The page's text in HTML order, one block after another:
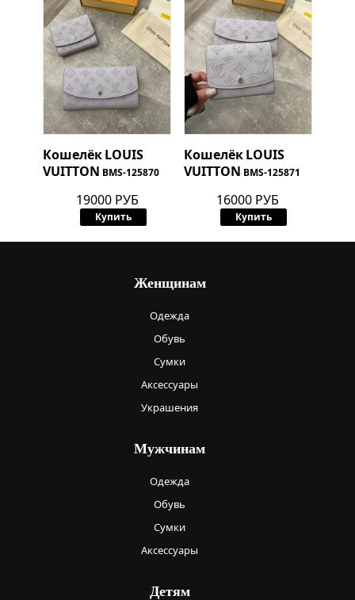
КошелёкLOUIS
VUITTON BMS-125870
19000 РУБ
Купить
Кошелёк LOUIS
VUITTON BMS-125871
16000 РУБ
Купить
Женщинам
Одежда
Обувь
Сумки
Аксессуары
Украшения
Мужчинам
Одежда
Обувь
Сумки
Аксессуары
Детям